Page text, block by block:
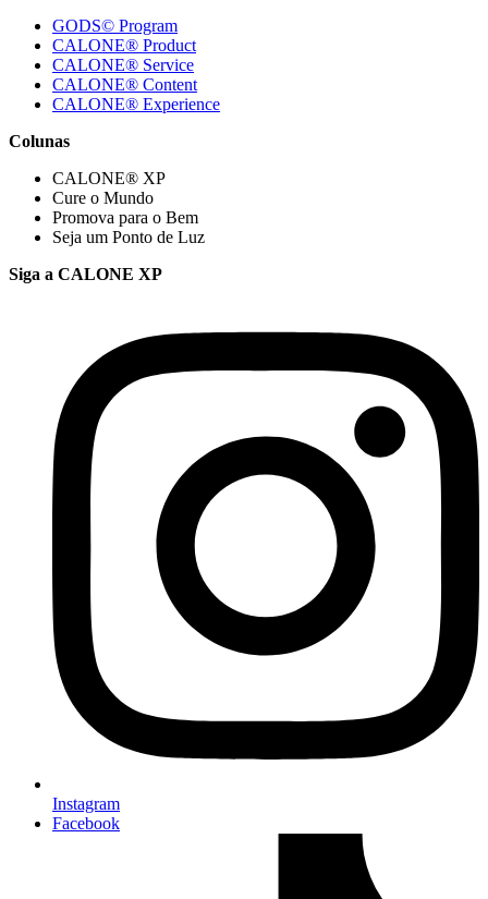
GODS© Program
CALONE® Product
CALONE® Service
CALONE® Content
CALONE® Experience
Colunas
CALONE® XP
Cure o Mundo
Promova para o Bem
Seja um Ponto de Luz
Siga a CALONE XP
Instagram
Facebook